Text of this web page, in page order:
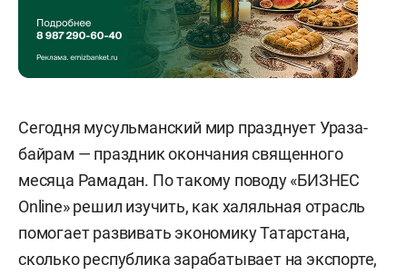
Сегодня мусульманский мир празднует Ураза-
байрам — праздник окончания священного
месяца Рамадан. По такому поводу «БИЗНЕС
Online» решил изучить, как халяльная отрасль
помогает развивать экономику Татарстана,
сколько республика зарабатывает на экспорте,